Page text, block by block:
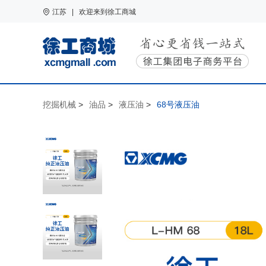
江苏 | 欢迎来到徐工商城
挖掘机械 > 油品 > 液压油 > 68号液压油